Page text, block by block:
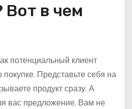
Вот в чем
потенциальный клиент
Представьте себя на
продукт сразу. А
вас предложение. Вам не